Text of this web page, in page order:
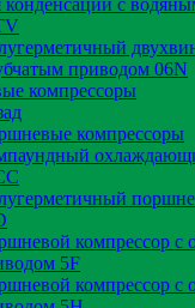
конденсации с
приводом 06N
компрессоры
компрессоры
компрессор с
5F
компрессор с